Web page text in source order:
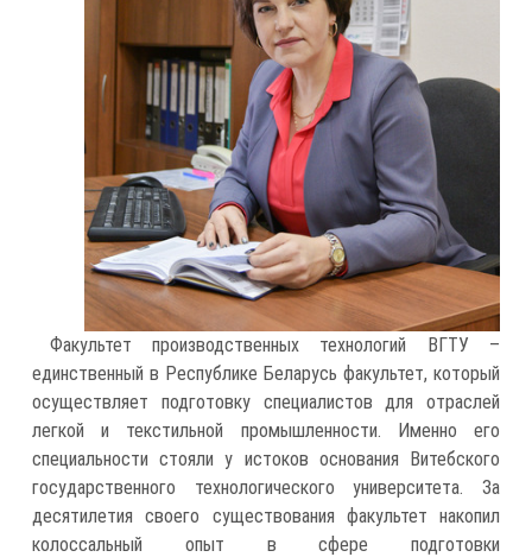
Факультет производственных технологий ВГТУ –
единственный в Республике Беларусь факультет, который
осуществляет подготовку специалистов для отраслей
легкой и текстильной промышленности. Именно его
специальности стояли у истоков основания Витебского
государственного технологического университета. За
десятилетия своего существования факультет накопил
колоссальный опыт в сфере подготовки